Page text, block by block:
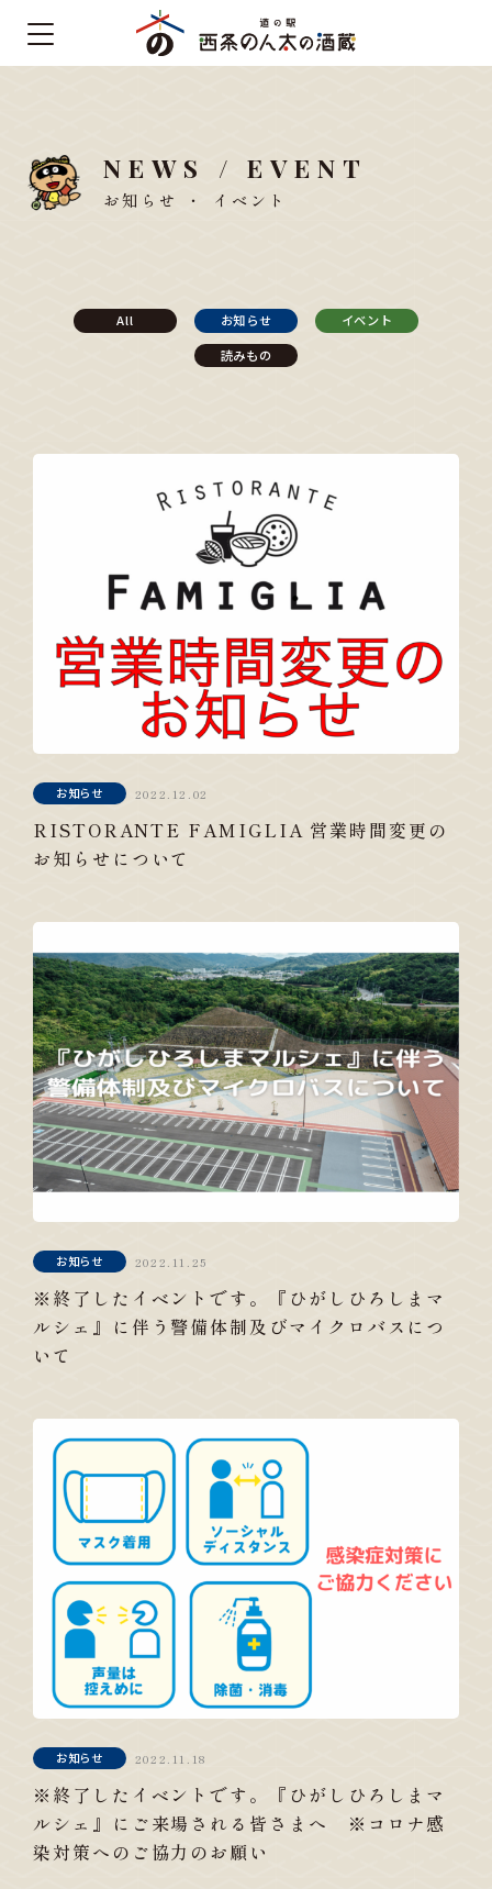
NEWS / EVENT
お知らせ ・ イベント
All お知らせ
イベント
読みもの
お知らせ 2022.12.02
RISTORANTE FAMIGLIA 営業時間変更の
お知らせについて
お知らせ 2022.11.25
※終了したイベントです。『ひがしひろしまマ
ルシェ』に伴う警備体制及びマイクロバスにつ
いて
お知らせ 2022.11.18
※終了したイベントです。『ひがしひろしまマ
ルシェ』にご来場される皆さまへ ※コロナ感
染対策へのご協力のお願い